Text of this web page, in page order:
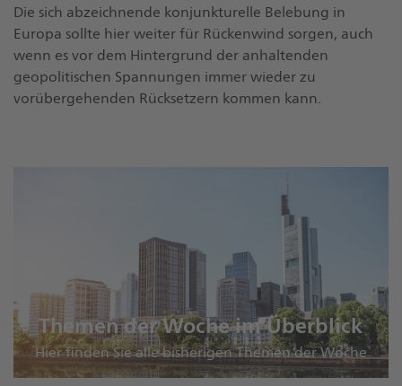
Die sich abzeichnende konjunkturelle Belebung in
Europa sollte hier weiter für Rückenwind sorgen, auch
wenn es vor dem Hintergrund der anhaltenden
geopolitischen Spannungen immer wieder zu
vorübergehenden Rücksetzern kommen kann.
Themen der Woche im Überblick
Hier finden Sie alle bisherigen Themen der Woche